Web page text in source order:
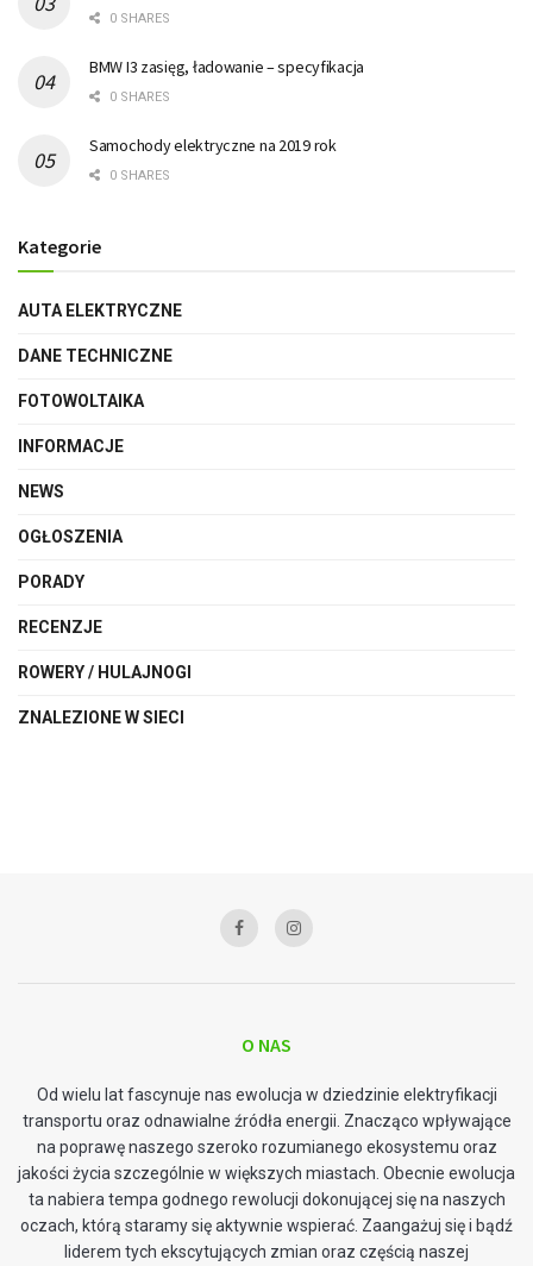
0 SHARES
BMW I3 zasięg, ładowanie – specyfikacja
0 SHARES
Samochody elektryczne na 2019 rok
0 SHARES
Kategorie
AUTA ELEKTRYCZNE
DANE TECHNICZNE
FOTOWOLTAIKA
INFORMACJE
NEWS
OGŁOSZENIA
PORADY
RECENZJE
ROWERY / HULAJNOGI
ZNALEZIONE W SIECI
O NAS
Od wielu lat fascynuje nas ewolucja w dziedzinie elektryfikacji
transportu oraz odnawialne źródła energii. Znacząco wpływające
na poprawę naszego szeroko rozumianego ekosystemu oraz
jakości życia szczególnie w większych miastach. Obecnie ewolucja
ta nabiera tempa godnego rewolucji dokonującej się na naszych
oczach, którą staramy się aktywnie wspierać. Zaangażuj się i bądź
liderem tych ekscytujących zmian oraz częścią naszej